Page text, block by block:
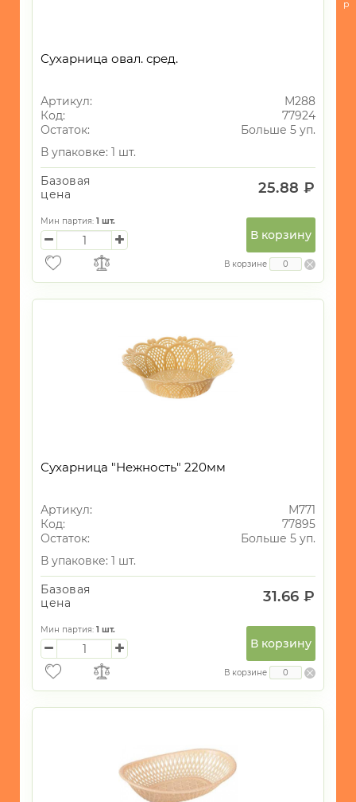
принадлежности
Кондитерские
принадлежности
запекания
Хранение
БЫТОВАЯ
ТЕХНИКА
ТОВАРЫ
ТЕКСТИЛЬ
ОСВЕЩЕНИЕ
ТОВАРЫ
ТУРИЗМА
ПИКНИКА
МОРСКАЯ
ТЕМАТИКА
САД
Сухарница овал. сред.
Артикул:
М288
Код:
77924
Остаток:
Больше 5 уп.
В упаковке: 1 шт.
Базовая
цена
25.88 ₽
Мин партия: 1 шт.
В корзину
В корзине
Сухарница "Нежность" 220мм
Артикул:
М771
Код:
77895
Остаток:
Больше 5 уп.
В упаковке: 1 шт.
Базовая
цена
31.66 ₽
Мин партия: 1 шт.
В корзину
В корзине
р